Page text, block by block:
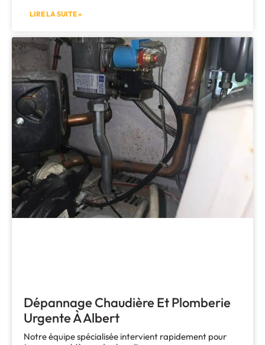
LIRE LA SUITE »
Dépannage Chaudière Et Plomberie
Urgente À Albert
Notre équipe spécialisée intervient rapidement pour